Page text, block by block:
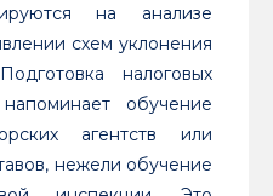
на анализе
схем уклонения
налоговых
обучение
агентств или
нежели обучение